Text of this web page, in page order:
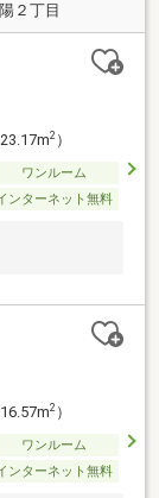
２丁目
2）
ワンルーム
ンターネット無料
2）
ワンルーム
ンターネット無料